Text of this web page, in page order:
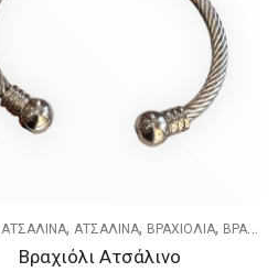
ΑΤΣΑΛΙΝΑ, ΑΤΣΑΛΙΝΑ, ΒΡΑΧΙΟΛΙΑ, ΒΡΑΧΙΟΛΙΑ
Βραχιόλι Ατσάλινο